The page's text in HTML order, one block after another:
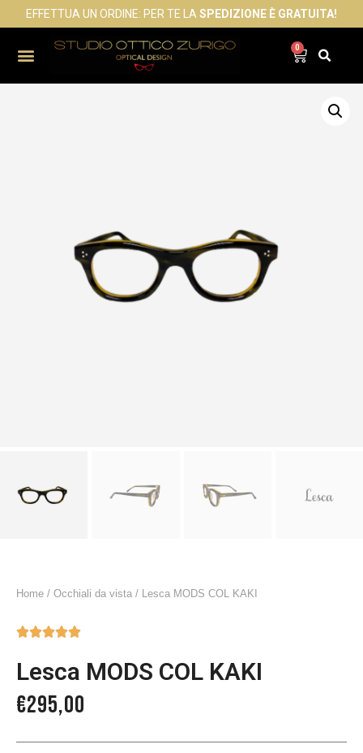
EFFETTUA UN ORDINE: PER TE LA SPEDIZIONE È GRATUITA!
0
Home / Occhiali da vista / Lesca MODS COL KAKI

Lesca MODS COL KAKI
€295,00